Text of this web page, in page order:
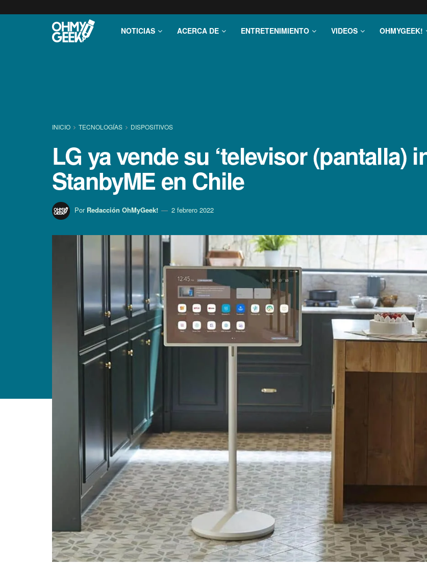
NOTICIAS ACERCA DE ENTRETENIMIENTO VIDEOS OHMYGEEK!
INICIO TECNOLOGÍ­AS DISPOSITIVOS
LG ya vende su ‘televisor (pantalla)
StanbyME en Chile
Por Redacción OhMyGeek! 2 febrero 2022